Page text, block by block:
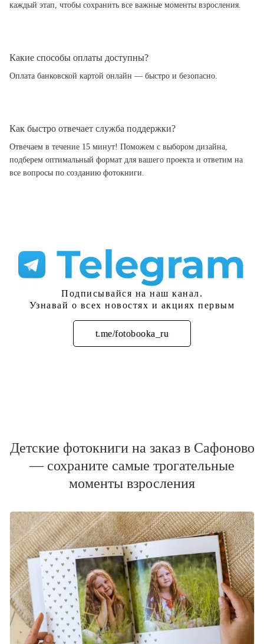
каждый этап, чтобы сохранить все важные моменты взросления.
Какие способы оплаты доступны?
Оплата банковской картой онлайн — быстро и безопасно.
Как быстро отвечает служба поддержки?
Отвечаем в течение 15 минут! Поможем с выбором дизайна,
подберем оптимальный формат для вашего проекта и ответим на
все вопросы по созданию фотокниги.
Подписывайся на наш канал.
Узнавай о всех новостях и акциях первым
t.me/fotobooka_ru
Подписаться
Детские фотокниги на заказ в Сафоново
— сохраните самые трогательные
моменты взросления